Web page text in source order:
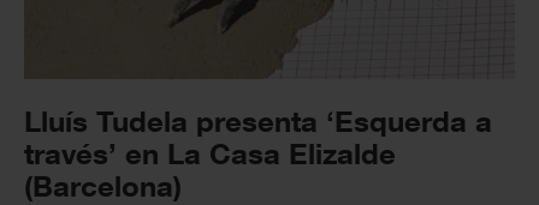
Lluís Tudela presenta ‘Esquerda a
través’ en La Casa Elizalde
(Barcelona)